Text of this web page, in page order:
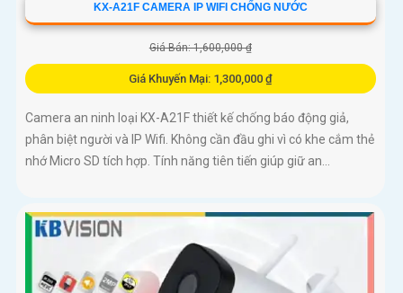
KX-A21F CAMERA IP WIFI CHỐNG NƯỚC
Giá Bán: 1,600,000 ₫
Giá Khuyến Mại: 1,300,000 ₫
Camera an ninh loại KX-A21F thiết kế chống báo động giả,
phân biệt người và IP Wifi. Không cần đầu ghi vì có khe cắm thẻ
nhớ Micro SD tích hợp. Tính năng tiên tiến giúp giữ an...